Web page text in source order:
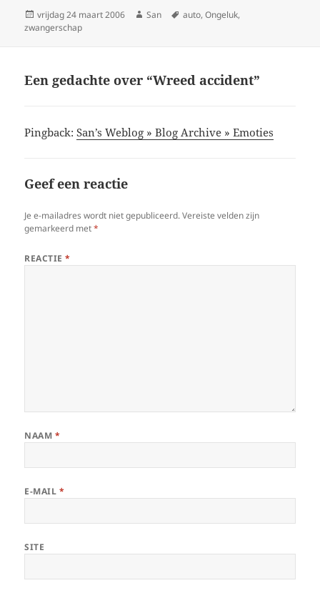
Geplaatst
op
vrijdag 24 maart 2006 Auteur
San Tags
auto,Ongeluk,
zwangerschap
Een gedachte over “Wreed accident”
Pingback:San’s Weblog » Blog Archive » Emoties
Geef een reactie
Je e-mailadres wordt niet gepubliceerd. Vereiste velden zijn
gemarkeerd met*
REACTIE*
NAAM *
E-MAIL *
SITE